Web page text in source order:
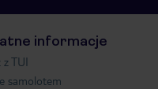
informacje
z TUI
samolotem